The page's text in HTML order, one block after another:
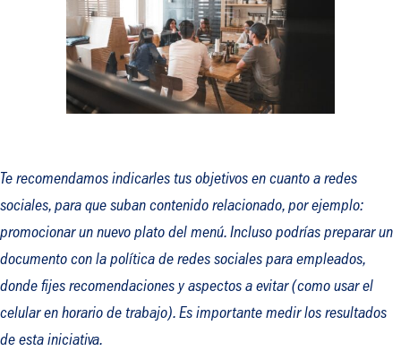
Te recomendamos indicarles tus objetivos en cuanto a redes
sociales, para que suban contenido relacionado, por ejemplo:
promocionar un nuevo plato del menú. Incluso podrías preparar un
documento con la política de redes sociales para empleados,
donde fijes recomendaciones y aspectos a evitar (como usar el
celular en horario de trabajo). Es importante medir los resultados
de esta iniciativa.